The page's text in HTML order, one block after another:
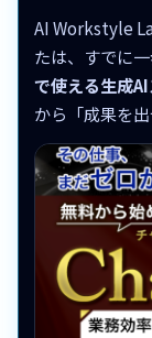
AI Workstyle
たは、すでに
で使える生成
から「成果を